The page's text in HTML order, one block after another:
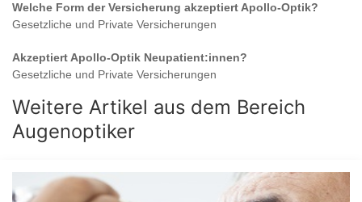
Welche Form der Versicherung akzeptiertApollo-Optik?
Gesetzliche und Private Versicherungen
AkzeptiertApollo-Optik Neupatient:innen?
Gesetzliche und Private Versicherungen
Weitere Artikel aus dem Bereich
Augenoptiker